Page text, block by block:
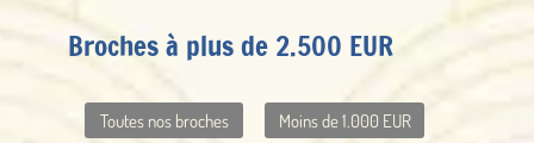
Broches à plus de 2.500 EUR
Toutes nos broches Moins de 1.000 EUR